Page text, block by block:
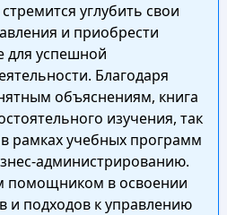
углубить свои
и приобрести
для успешной
Благодаря
объяснениям, книга
изучения, так
рамках учебных программ
администрированию.
помощником в освоении
и подходов к управлению